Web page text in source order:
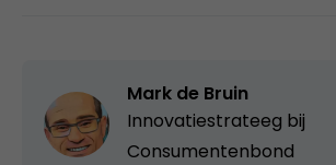
Mark de Bruin
Innovatiestrateeg bij
Consumentenbond